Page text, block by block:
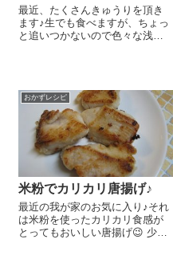
最近、たくさんきゅうりを頂き
ます♪生でも食べますが、ちょっ
と追いつかないので色々な浅漬
うり 1本は5mm厚さに斜め切り
おかずレシピ
米粉でカリカリ唐揚げ♪
最近の我が家のお気に入り♪それ
は米粉を使ったカリカリ食感が
とってもおいしい唐揚げ😉 少な